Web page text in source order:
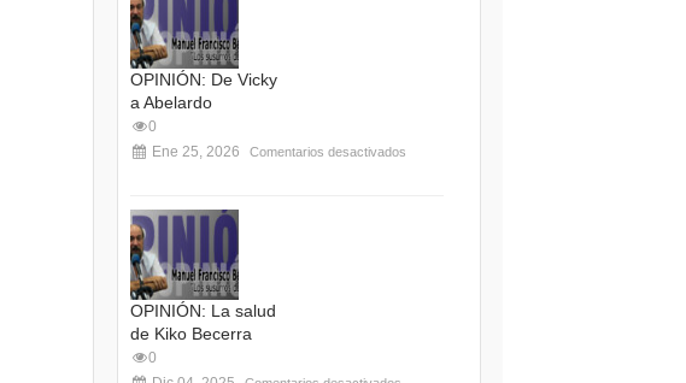
OPINIÓN: De Vicky
a Abelardo
0
Ene 25, 2026
Comentarios desactivados
OPINIÓN: La salud
de Kiko Becerra
0